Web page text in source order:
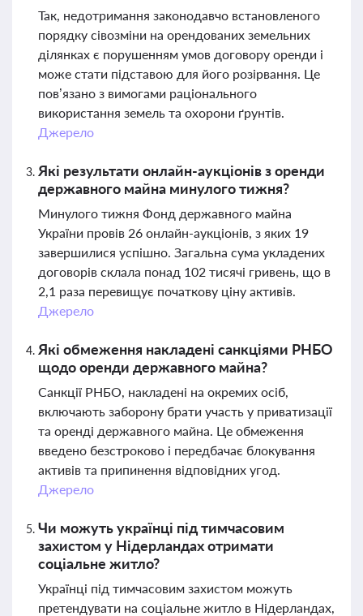
Так, недотримання законодавчо встановленого
порядку сівозміни на орендованих земельних
ділянках є порушенням умов договору оренди і
може стати підставою для його розірвання. Це
пов’язано з вимогами раціонального
використання земель та охорони ґрунтів.
Джерело
Які результати онлайн-аукціонів з оренди
державного майна минулого тижня?
Минулого тижня Фонд державного майна
України провів 26 онлайн-аукціонів, з яких 19
завершилися успішно. Загальна сума укладених
договорів склала понад 102 тисячі гривень, що в
2,1 раза перевищує початкову ціну активів.
Джерело
Які обмеження накладені санкціями РНБО
щодо оренди державного майна?
Санкції РНБО, накладені на окремих осіб,
включають заборону брати участь у приватизації
та оренді державного майна. Це обмеження
введено безстроково і передбачає блокування
активів та припинення відповідних угод.
Джерело
Чи можуть українці під тимчасовим
захистом у Нідерландах отримати
соціальне житло?
Українці під тимчасовим захистом можуть
претендувати на соціальне житло в Нідерландах,